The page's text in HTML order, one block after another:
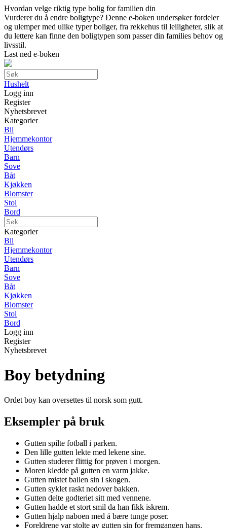
Hvordan velge riktig type bolig for familien din
Vurderer du å endre boligtype? Denne e-boken undersøker fordeler
og ulemper med ulike typer boliger, fra rekkehus til leiligheter, slik at
du lettere kan finne den boligtypen som passer din families behov og
livsstil.
Last ned e-boken
Hushelt
Logg inn
Register
Nyhetsbrevet
Kategorier
Bil
Hjemmekontor
Utendørs
Barn
Sove
Båt
Kjøkken
Blomster
Stol
Bord
Kategorier
Bil
Hjemmekontor
Utendørs
Barn
Sove
Båt
Kjøkken
Blomster
Stol
Bord
Logg inn
Register
Nyhetsbrevet
Boy betydning
Ordet boy kan oversettes til norsk som gutt.
Eksempler på bruk
Gutten spilte fotball i parken.
Den lille gutten lekte med lekene sine.
Gutten studerer flittig for prøven i morgen.
Moren kledde på gutten en varm jakke.
Gutten mistet ballen sin i skogen.
Gutten syklet raskt nedover bakken.
Gutten delte godteriet sitt med vennene.
Gutten hadde et stort smil da han fikk iskrem.
Gutten hjalp naboen med å bære tunge poser.
Foreldrene var stolte av gutten sin for fremgangen hans.